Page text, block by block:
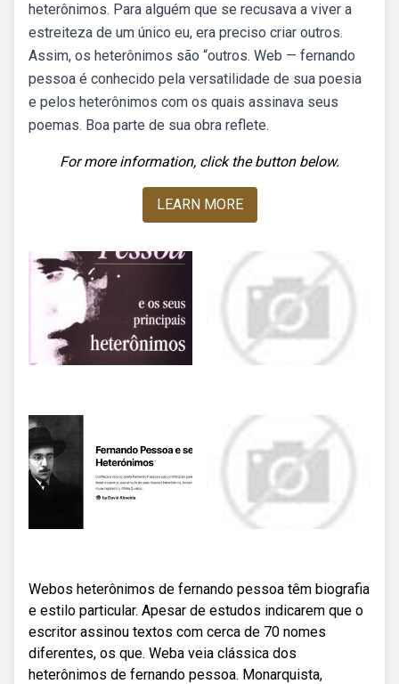
heterônimos. Para alguém que se recusava a viver a
estreiteza de um único eu, era preciso criar outros.
Assim, os heterônimos são “outros. Web — fernando
pessoa é conhecido pela versatilidade de sua poesia
e pelos heterônimos com os quais assinava seus
poemas. Boa parte de sua obra reflete.
For more information, click the button below.
LEARN MORE
Webos heterônimos de fernando pessoa têm biografia
e estilo particular. Apesar de estudos indicarem que o
escritor assinou textos com cerca de 70 nomes
diferentes, os que. Weba veia clássica dos
heterônimos de fernando pessoa. Monarquista,